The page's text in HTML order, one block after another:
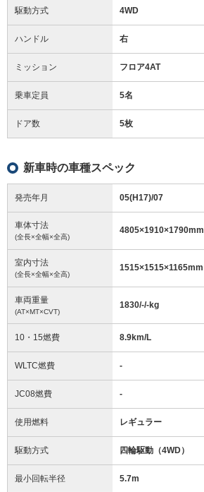
駆動方式 4WD
ハンドル 右
ミッション フロア4AT
乗車定員 5名
ドア数 5枚
新車時の車種スペック
発売年月 05(H17)/07
車体寸法
(全長×全幅×全高)
4805×1910×1790mm
室内寸法
(全長×全幅×全高)
1515×1515×1165mm
車両重量
(AT×MT×CVT)
1830/-/-kg
10・15燃費 8.9km/L
WLTC燃費 -
JC08燃費 -
使用燃料 レギュラー
駆動方式 四輪駆動（4WD）
最小回転半径 5.7m